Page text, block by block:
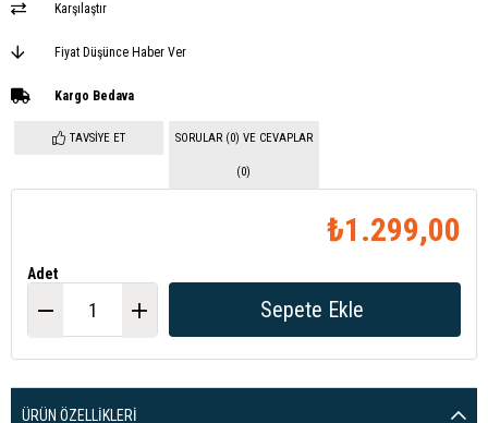
Karşılaştır
Fiyat Düşünce Haber Ver
Kargo Bedava
TAVSIYE ET SORULAR (0) VE CEVAPLAR
(0)
₺1.299,00
Adet
ÜRÜN ÖZELLIKLERI